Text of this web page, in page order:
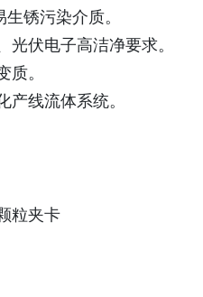
生锈污染介质。
伏电子高洁净要求。
质。
线流体系统。
粒夹卡